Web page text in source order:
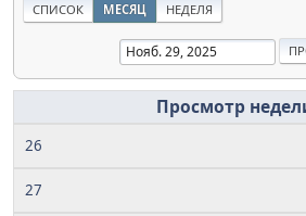
СПИСОК МЕСЯЦ НЕДЕЛЯ
26
27